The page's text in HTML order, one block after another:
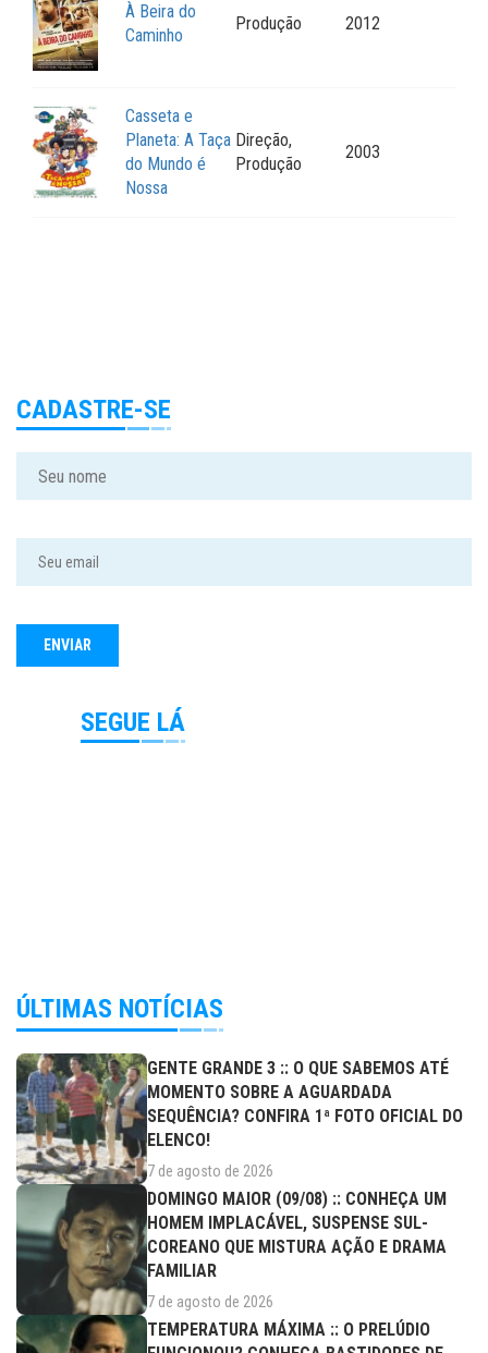
À Beira do
Caminho
Produção 2012
Casseta e
Planeta: A Taça
do Mundo é
Nossa
Direção,
Produção
2003
CADASTRE-SE
SEGUE LÁ
ÚLTIMAS NOTÍCIAS
GENTE GRANDE 3 :: O QUE SABEMOS ATÉ
MOMENTO SOBRE A AGUARDADA
SEQUÊNCIA? CONFIRA 1ª FOTO OFICIAL DO
ELENCO!
7 de agosto de 2026
DOMINGO MAIOR (09/08) :: CONHEÇA UM
HOMEM IMPLACÁVEL, SUSPENSE SUL-
COREANO QUE MISTURA AÇÃO E DRAMA
FAMILIAR
7 de agosto de 2026
TEMPERATURA MÁXIMA :: O PRELÚDIO